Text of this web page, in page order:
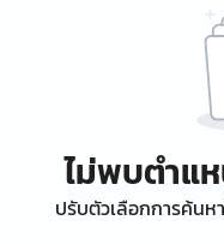
ไม่พบตำแ
ปรับตัวเลือกการค้น